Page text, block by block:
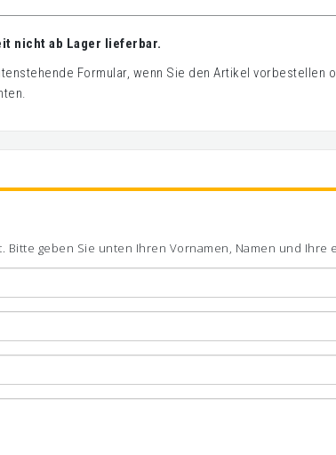
nicht ab Lager lieferbar.
Formular, wenn Sie den Artikel vorbestellen
geben Sie unten Ihren Vornamen, Namen und Ihre